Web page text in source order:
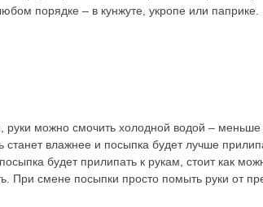
порядке – в кунжуте, укропе или паприке.
руки можно смочить холодной водой – меньше
влажнее и посыпка будет лучше
будет прилипать к рукам, стоит как
При смене посыпки просто помыть руки от